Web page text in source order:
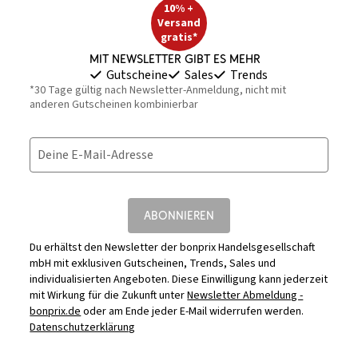
10% +
Versand
gratis*
Mit Newsletter gibt es mehr
Gutscheine Sales Trends
*30 Tage gültig nach Newsletter-Anmeldung, nicht mit
anderen Gutscheinen kombinierbar
Deine E-Mail-Adresse
ABONNIEREN
Du erhältst den Newsletter der bonprix Handelsgesellschaft
mbH mit exklusiven Gutscheinen, Trends, Sales und
individualisierten Angeboten. Diese Einwilligung kann jederzeit
mit Wirkung für die Zukunft unterNewsletter Abmeldung -
bonprix.deoder am Ende jeder E-Mail widerrufen werden.
Datenschutzerklärung